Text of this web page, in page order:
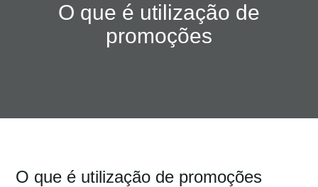
O que é utilização de
promoções
O que é utilização de promoções